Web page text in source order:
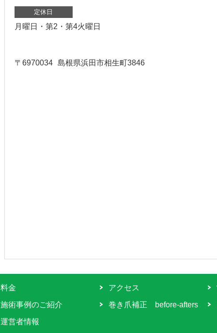
定休日
月曜日・第2・第4火曜日
〒6970034 島根県浜田市相生町3846
料金 アクセス
施術事例のご紹介 巻き爪補正 before-afters
運営者情報